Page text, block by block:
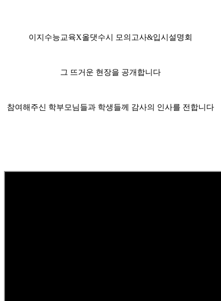
이지수능교육X올댓수시 모의고사&입시설명회
그 뜨거운 현장을 공개합니다
참여해주신 학부모님들과 학생들께 감사의 인사를 전합니다